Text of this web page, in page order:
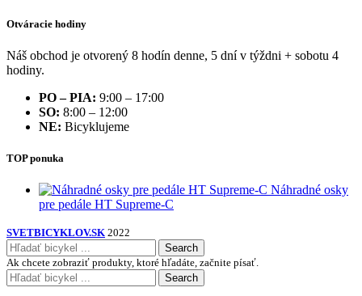
Otváracie hodiny
Náš obchod je otvorený 8 hodín denne, 5 dní v týždni + sobotu 4
hodiny.
PO – PIA: 9:00 – 17:00
SO: 8:00 – 12:00
NE: Bicyklujeme
TOP ponuka
Náhradné osky
pre pedále HT Supreme-C
SVETBICYKLOV.SK 2022
Search
Ak chcete zobraziť produkty, ktoré hľadáte, začnite písať.
Search